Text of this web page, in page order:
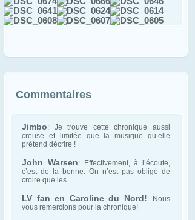
Commentaires
Jimbo: Je trouve cette chronique aussi
creuse et limitée que la musique qu’elle
prétend décrire !
John Warsen: Effectivement, à l’écoute,
c’est de la bonne. On n’est pas obligé de
croire que les...
LV fan en Caroline du Nord!: Nous
vous remercions pour la chronique!